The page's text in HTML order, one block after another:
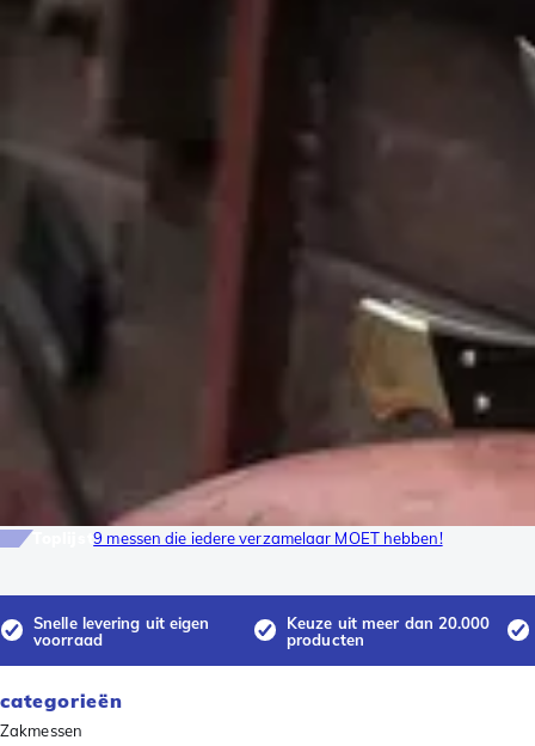
Toplijst9 messen die iedere verzamelaar MOET hebben!
Snelle levering uit eigen
voorraad
Keuze uit meer dan 20.000
producten
categorieën
Zakmessen